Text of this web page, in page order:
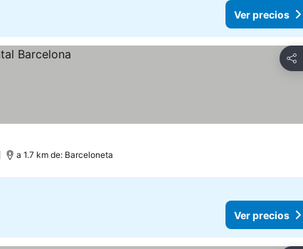
Ver precios
a 1.7 km de: Barceloneta
Ver precios